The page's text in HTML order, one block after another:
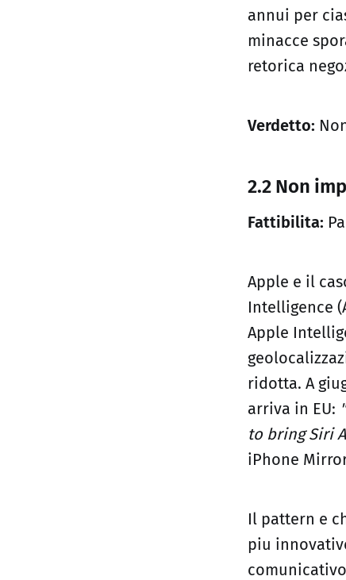
annui per
minacce
retorica
Verdetto:
2.2 Non
Fattibilita:
Apple e il
Intelligence
Apple
ridotta. A
arriva in EU:
to bring Siri
iPhone
Il pattern e
piu